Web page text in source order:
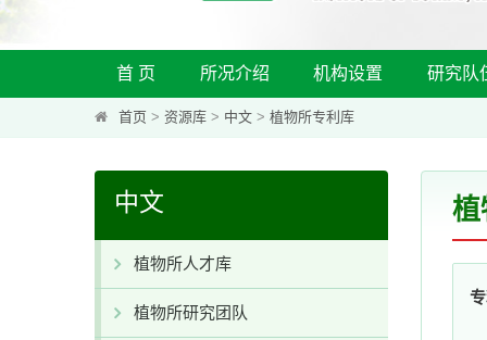
首 页 所况介绍 机构设置 研究队
首页 > 资源库 > 中文 > 植物所专利库
中文
植物所人才库
植物所研究团队
植